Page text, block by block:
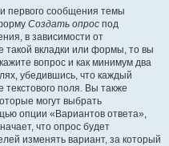
первого сообщения темы
Создать опрос под
в зависимости от
такой вкладки или формы, то вы
вопрос и как минимум два
убедившись, что каждый
текстового поля. Вы также
могут выбрать
опции «Вариантов ответа»,
что опрос будет
изменять вариант, за который